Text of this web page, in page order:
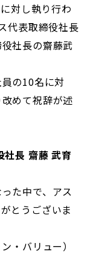
対し執り行わ
代表取締役社長
社長の齋藤武
の10名に対
めて祝辞が述
社長 齋藤 武育
た中で、アス
とうございま
・バリュー）